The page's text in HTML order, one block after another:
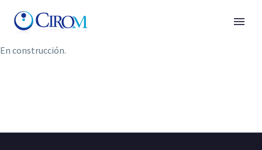
En construcción.